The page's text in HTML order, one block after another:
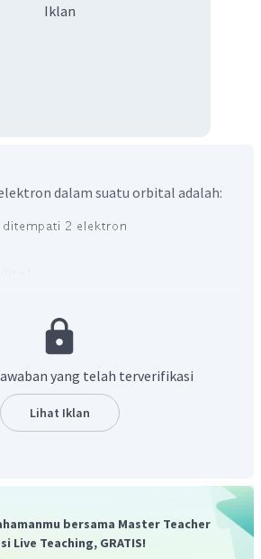
Iklan
dalam suatu orbital adalah:
yang telah terverifikasi
Lihat Iklan
bersama Master Teacher
Live Teaching, GRATIS!